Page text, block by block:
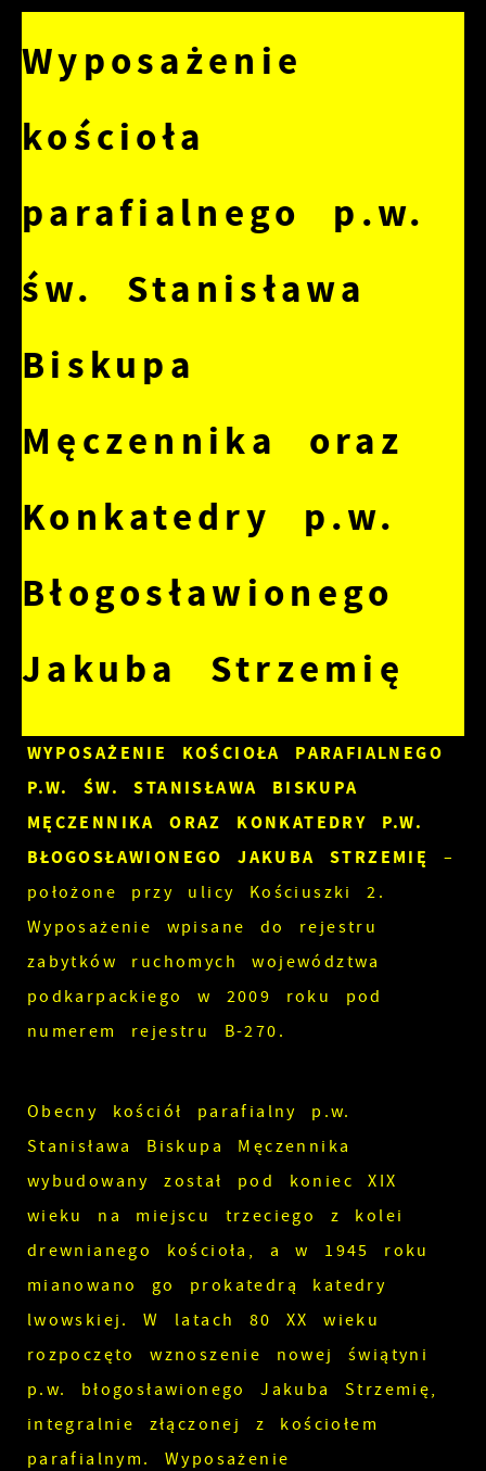
Wyposażenie
kościoła
parafialnego p.w.
św. Stanisława
Biskupa
Męczennika oraz
Konkatedry p.w.
Błogosławionego
Jakuba Strzemię
WYPOSAŻENIE KOŚCIOŁA PARAFIALNEGO
P.W. ŚW. STANISŁAWA BISKUPA
MĘCZENNIKA ORAZ KONKATEDRY P.W.
BŁOGOSŁAWIONEGO JAKUBA STRZEMIĘ
–
położone przy ulicy Kościuszki 2.
Wyposażenie wpisane do rejestru
zabytków ruchomych województwa
podkarpackiego w 2009 roku pod
numerem rejestru B-270.
Obecny kościół parafialny p.w.
Stanisława Biskupa Męczennika
wybudowany został pod koniec XIX
wieku na miejscu trzeciego z kolei
drewnianego kościoła, a w 1945 roku
mianowano go prokatedrą katedry
lwowskiej. W latach 80 XX wieku
rozpoczęto wznoszenie nowej świątyni
p.w. błogosławionego Jakuba Strzemię,
integralnie złączonej z kościołem
parafialnym. Wyposażenie